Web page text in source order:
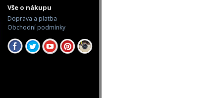
Vše o nákupu
Doprava a platba
Obchodní podmínky